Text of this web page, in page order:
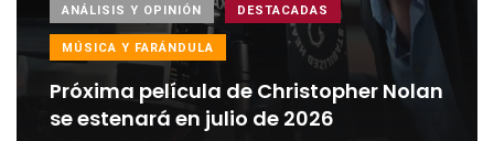
ANÁLISIS Y OPINIÓN DESTACADAS
MÚSICA Y FARÁNDULA
Próxima película de Christopher Nolan
se estenará en julio de 2026